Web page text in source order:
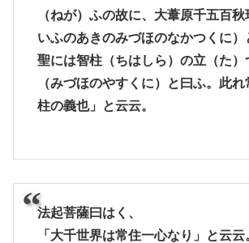
（ねが）ふの故に、大葦原千五百
いふのあきのみづほのなかつくに）
聖には智柱（ちはしら）の立（た）
（みづほのやすくに）と曰ふ。此
柱の義也」と云云。
法起菩薩曰はく、
「大千世界は常住一心なり」と云云